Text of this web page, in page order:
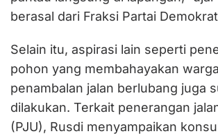
berasal dari Fraksi Partai
Selain itu, aspirasi lain seperti
pohon yang membahayakan
penambalan jalan berlubang juga
dilakukan. Terkait penerangan
(PJU), Rusdi menyampaikan